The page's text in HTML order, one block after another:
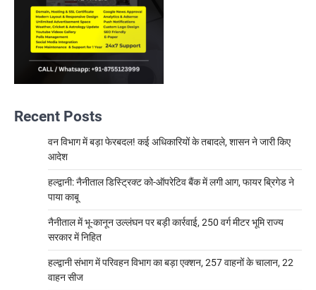
Recent Posts
वन विभाग में बड़ा फेरबदल! कई अधिकारियों के तबादले, शासन ने जारी किए
आदेश
हल्द्वानी: नैनीताल डिस्ट्रिक्ट को-ऑपरेटिव बैंक में लगी आग, फायर ब्रिगेड ने
पाया काबू
नैनीताल में भू-कानून उल्लंघन पर बड़ी कार्रवाई, 250 वर्ग मीटर भूमि राज्य
सरकार में निहित
हल्द्वानी संभाग में परिवहन विभाग का बड़ा एक्शन, 257 वाहनों के चालान, 22
वाहन सीज